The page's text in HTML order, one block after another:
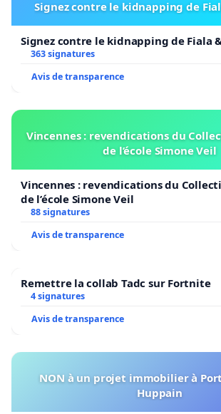
Signez contre le kidnapping de
Signez contre le kidnapping de Fiala
363 signatures
Avis de transparence
Vincennes : revendications du
de l’école Simone Veil
Vincennes : revendications du
de l’école Simone Veil
88 signatures
Avis de transparence
Remettre la collab Tadc sur Fortnite
4 signatures
Avis de transparence
NON à un projet immobilier à
Huppain